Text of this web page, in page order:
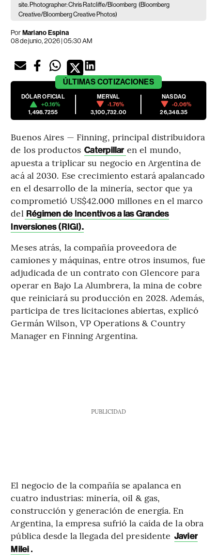
site. Photographer: Chris Ratcliffe/Bloomberg (Bloomberg
Creative/Bloomberg Creative Photos)
PorMariano Espina
08 de junio, 2026 | 05:30 AM
ÚLTIMAS COTIZACIONES
DÓLAR OFICIAL
+0.16%
1,498.7255
MERVAL
-1.76%
3,100,732.00
NASDAQ
-0.06%
26,348.35
Buenos Aires — Finning, principal distribuidora
de los productos Caterpillar en el mundo,
apuesta a triplicar su negocio en Argentina de
acá al 2030. Ese crecimiento estará apalancado
en el desarrollo de la minería, sector que ya
comprometió US$42.000 millones en el marco
del Régimen de Incentivos a las Grandes
Inversiones (RIGI).
Meses atrás, la compañía proveedora de
camiones y máquinas, entre otros insumos, fue
adjudicada de un contrato con Glencore para
operar en Bajo La Alumbrera, la mina de cobre
que reiniciará su producción en 2028. Además,
participa de tres licitaciones abiertas, explicó
Germán Wilson, VP Operations & Country
Manager en Finning Argentina.
PUBLICIDAD
El negocio de la compañía se apalanca en
cuatro industrias: minería, oil & gas,
construcción y generación de energía. En
Argentina, la empresa sufrió la caída de la obra
pública desde la llegada del presidente Javier
Milei.